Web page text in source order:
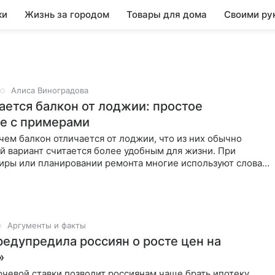
Жизнь за городом Товары для дома Своими
Алиса Виноградова
балкон от лоджии: простое
с примерами
балкон отличается от лоджии, что из них обычно
вариант считается более удобным для жизни. При
или планировании ремонта многие используют слова
Аргументы и факты
россиян о росте цен на